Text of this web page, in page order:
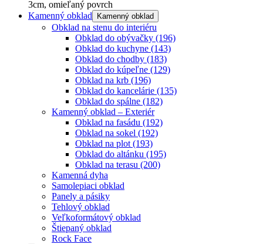
Kamenný obklad Kamenný obklad
Obklad na stenu do interiéru
Obklad do obývačky (196)
Obklad do kuchyne (143)
Obklad do chodby (183)
Obklad do kúpeľne (129)
Obklad na krb (196)
Obklad do kancelárie (135)
Obklad do spálne (182)
Kamenný obklad – Exteriér
Obklad na fasádu (192)
Obklad na sokel (192)
Obklad na plot (193)
Obklad do altánku (195)
Obklad na terasu (200)
Kamenná dyha
Samolepiaci obklad
Panely a pásiky
Tehlový obklad
Veľkoformátový obklad
Štiepaný obklad
Rock Face